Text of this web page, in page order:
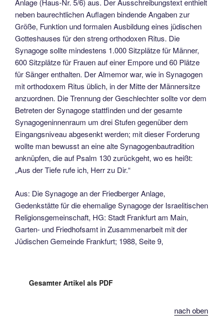
Anlage (Haus-Nr. 5/6) aus. Der Ausschreibungstext enthielt
neben bau­rechtlichen Auflagen bindende Anga­ben zur
Größe, Funktion und formalen Ausbildung eines jüdischen
Gotteshauses für den streng orthodoxen Ritus. Die
Synagoge sollte mindestens 1.000 Sitzplätze für Männer,
600 Sitzplätze für Frauen auf einer Empore und 60 Plätze
für Sänger enthalten. Der Almemor war, wie in Synagogen
mit ortho­doxem Ritus üblich, in der Mitte der Männersitze
anzuordnen. Die Trennung der Geschlechter sollte vor dem
Betre­ten der Synagoge stattfinden und der gesamte
Synagogeninnenraum um drei Stufen gegenüber dem
Eingangsniveau abgesenkt werden; mit dieser Forde­rung
wollte man bewusst an eine alte Synagogenbautradition
anknüpfen, die auf Psalm 130 zurückgeht, wo es heißt:
„Aus der Tiefe rufe ich, Herr zu Dir.“
Aus: Die Synagoge an der Friedberger Anlage,
Gedenkstätte für die ehemalige Synagoge der Israelitischen
Religionsgemeinschaft, HG: Stadt Frankfurt am Main,
Garten- und Friedhofsamt in Zusammenarbeit mit der
Jüdischen Gemeinde Frankfurt; 1988, Seite 9,
Gesamter Artikel als PDF
nach oben